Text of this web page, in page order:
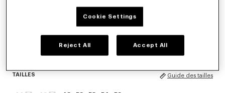
TAILLES Guide des tailles
Cookie Settings
Reject All Accept All